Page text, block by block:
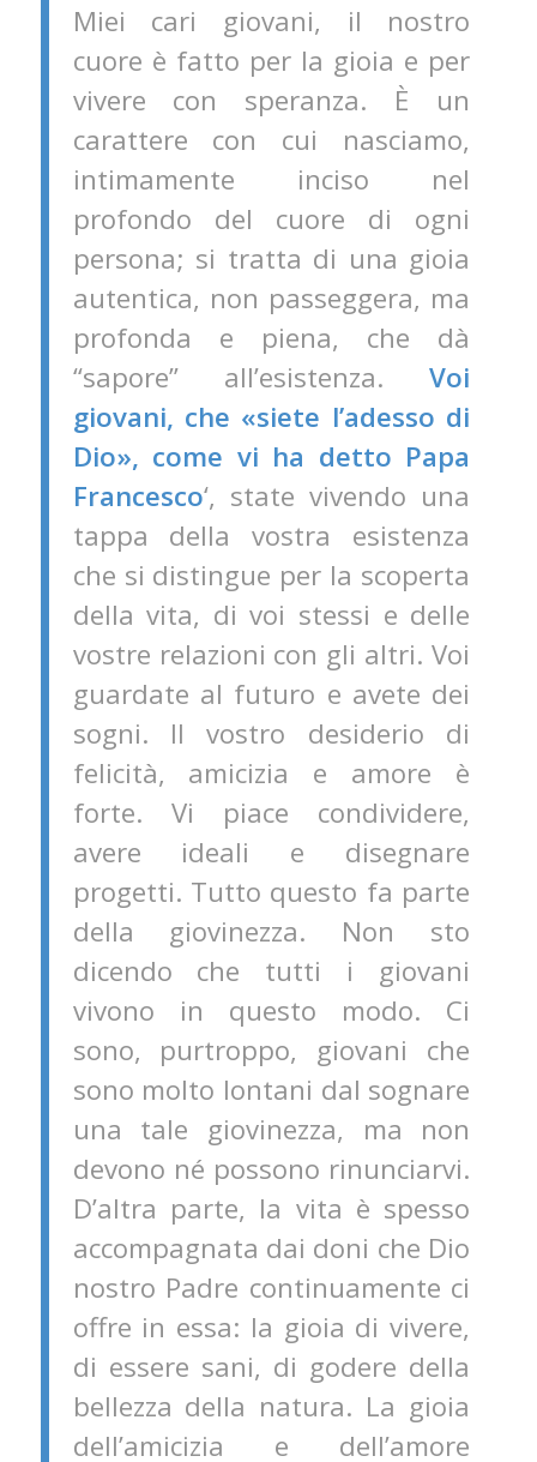
Miei cari giovani, il nostro
cuore è fatto per la gioia e per
vivere con speranza. È un
carattere con cui nasciamo,
intimamente inciso nel
profondo del cuore di ogni
persona; si tratta di una gioia
autentica, non passeggera, ma
profonda e piena, che dà
“sapore” all’esistenza.Voi
giovani, che «siete l’adesso di
Dio», come vi ha detto Papa
Francesco‘, state vivendo una
tappa della vostra esistenza
che si distingue per la scoperta
della vita, di voi stessi e delle
vostre relazioni con gli altri. Voi
guardate al futuro e avete dei
sogni. Il vostro desiderio di
felicità, amicizia e amore è
forte. Vi piace condividere,
avere ideali e disegnare
progetti. Tutto questo fa parte
della giovinezza. Non sto
dicendo che tutti i giovani
vivono in questo modo. Ci
sono, purtroppo, giovani che
sono molto lontani dal sognare
una tale giovinezza, ma non
devono né possono rinunciarvi.
D’altra parte, la vita è spesso
accompagnata dai doni che Dio
nostro Padre continuamente ci
offre in essa: la gioia di vivere,
di essere sani, di godere della
bellezza della natura. La gioia
dell’amicizia e dell’amore